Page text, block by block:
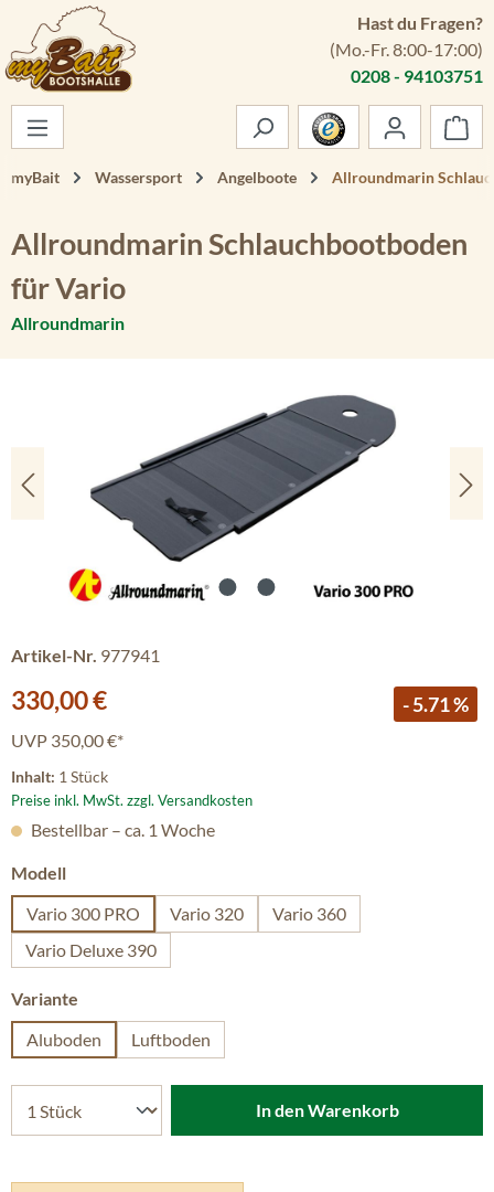
Zum Hauptinhalt springen
Hast du Fragen?
(Mo.-Fr. 8:00-17:00)
0208 - 94103751
myBait Wassersport Angelboote Allroundmarin
Allroundmarin Schlauchbootboden
für Vario
Allroundmarin
Artikel-Nr. 977941
Verkaufspreis:
330,00 € - 5.71 %
UVP 350,00 €*
Inhalt: 1 Stück
Preise inkl. MwSt. zzgl. Versandkosten
Bestellbar – ca. 1 Woche
Modellauswählen
Vario 300 PRO
Vario 320
Vario 360
Vario Deluxe 390
Variante
Aluboden
Luftboden
In den Warenkorb